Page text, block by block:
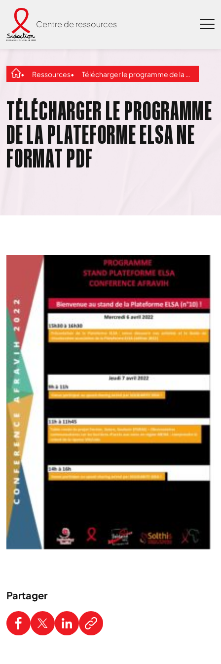
Centre de ressources
Ressources Télécharger le programme de la Plateforme ELSA ne format PDF
TÉLÉCHARGER LE PROGRAMME
DE LA PLATEFORME ELSA NE
FORMAT PDF
Partager